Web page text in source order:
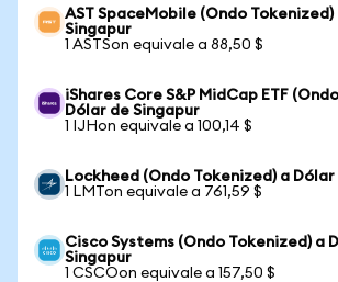
AST SpaceMobile (Ondo Tokenized)
Singapur
1 ASTSon equivale a 88,50 $
iShares Core S&P MidCap ETF
Dólar de Singapur
1 IJHon equivale a 100,14 $
Lockheed (Ondo Tokenized) a
1 LMTon equivale a 761,59 $
Cisco Systems (Ondo Tokenized) a
Singapur
1 CSCOon equivale a 157,50 $